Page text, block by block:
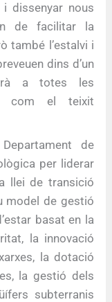
dissenyar nous
de facilitar la
també l’estalvi i
dins d’un
a totes les
com el teixit
de
per liderar
llei de transició
model de gestió
basat en la
la innovació
la dotació
la gestió dels
subterranis